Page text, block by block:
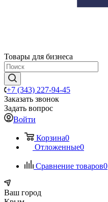
Товары для бизнеса
+7 (343) 227-94-45
Заказать звонок
Задать вопрос
Войти
Корзина0
Отложенные0
Сравнение товаров0
Ваш город